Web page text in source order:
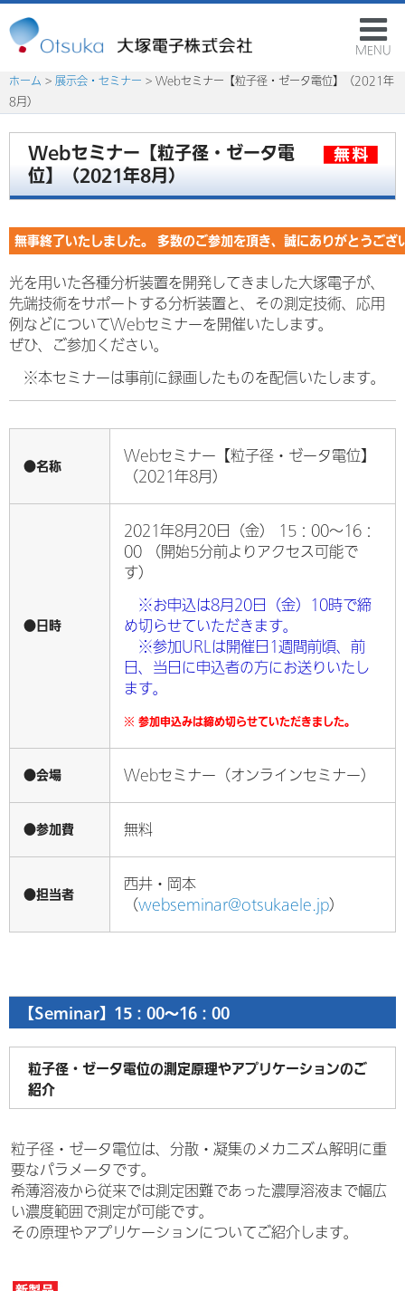
MENU
ホーム > 展示会・セミナー > Webセミナー【粒子径・ゼータ電位】（2021年
8月）
Webセミナー【粒子径・ゼータ電
位】（2021年8月）
無事終了いたしました。 多数のご参加を頂き、誠にありがとうござ
光を用いた各種分析装置を開発してきました大塚電子が、
先端技術をサポートする分析装置と、その測定技術、応用
例などについてWebセミナーを開催いたします。
ぜひ、ご参加ください。
※本セミナーは事前に録画したものを配信いたします。
●名称
Webセミナー【粒子径・ゼータ電位】
（2021年8月）
●日時
2021年8月20日（金） 15：00～16：
00 （開始5分前よりアクセス可能で
す）
※お申込は8月20日（金）10時で締
め切らせていただきます。
※参加URLは開催日1週間前頃、前
日、当日に申込者の方にお送りいたし
ます。
※ 参加申込みは締め切らせていただきました。
●会場 Webセミナー（オンラインセミナー）
●参加費 無料
●担当者
西井・岡本
（webseminar@otsukaele.jp）
【Seminar】15：00～16：00
粒子径・ゼータ電位の測定原理やアプリケーションのご
紹介
粒子径・ゼータ電位は、分散・凝集のメカニズム解明に重
要なパラメータです。
希薄溶液から従来では測定困難であった濃厚溶液まで幅広
い濃度範囲で測定が可能です。
その原理やアプリケーションについてご紹介します。